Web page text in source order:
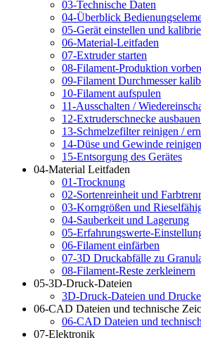
03-Technische Daten
04-Überblick
05-Gerät einstellen und
06-Material-Leitfaden
07-Extruder starten
08-Filament-Produktion
09-Filament Durchmesser
10-Filament aufspulen
11-Ausschalten /
12-Extruderschnecke
13-Schmelzefilter reinigen /
14-Düse und Gewinde reinigen
15-Entsorgung des Gerätes
04-Material Leitfaden
01-Trocknung
02-Sortenreinheit und
03-Korngrößen und
04-Sauberkeit und Lagerung
05-Erfahrungswerte-
06-Filament einfärben
07-3D Druckabfälle zu
08-Filament-Reste zerkleinern
05-3D-Druck-Dateien
3D-Druck-Dateien und
06-CAD Dateien und technische
06-CAD Dateien und
07-Elektronik